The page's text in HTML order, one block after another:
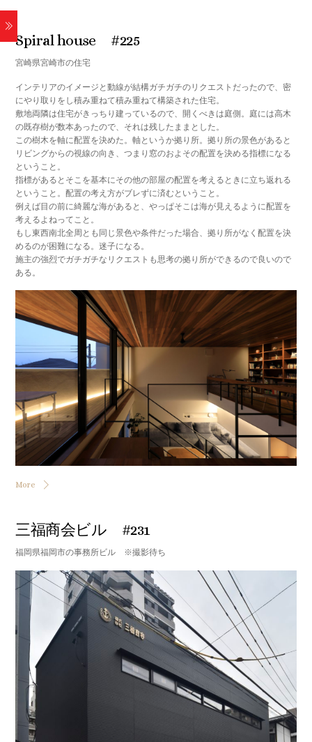
2022
Spiral house #225
宮崎県宮崎市の住宅
インテリアのイメージと動線が結構ガチガチのリクエストだったので、密
にやり取りをし積み重ねて積み重ねて構築された住宅。
敷地両隣は住宅がきっちり建っているので、開くべきは庭側。庭には高木
の既存樹が数本あったので、それは残したままとした。
この樹木を軸に配置を決めた。軸というか拠り所。拠り所の景色があると
リビングからの視線の向き、つまり窓のおよその配置を決める指標になる
ということ。
指標があるとそこを基本にその他の部屋の配置を考えるときに立ち返れる
ということ。配置の考え方がブレずに済むということ。
例えば目の前に綺麗な海があると、やっぱそこは海が見えるように配置を
考えるよねってこと。
もし東西南北全周とも同じ景色や条件だった場合、拠り所がなく配置を決
めるのが困難になる。迷子になる。
施主の強烈でガチガチなリクエストも思考の拠り所ができるので良いので
ある。
More
三福商会ビル #231
福岡県福岡市の事務所ビル ※撮影待ち